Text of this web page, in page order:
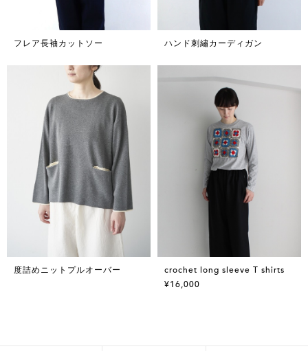
フレア長袖カットソー ハンド刺繡カーディガン
度詰めニットプルオーバー
crochet long sleeve T shirts
¥16,000